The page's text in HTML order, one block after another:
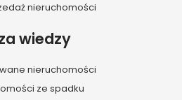
nieruchomości
wiedzy
nieruchomości
ze spadku